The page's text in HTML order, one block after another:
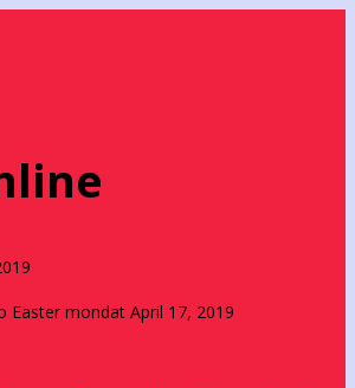
Easter mondat April 17, 2019